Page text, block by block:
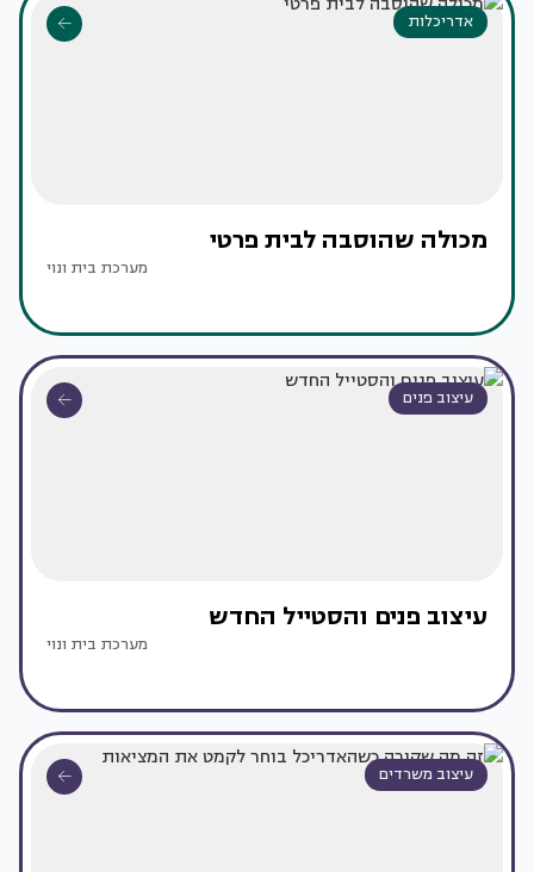
אדריכלות
מכולה שהוסבה לבית פרטי
מערכת בית ונוי
עיצוב פנים
עיצוב פנים והסטייל החדש
מערכת בית ונוי
עיצוב משרדים